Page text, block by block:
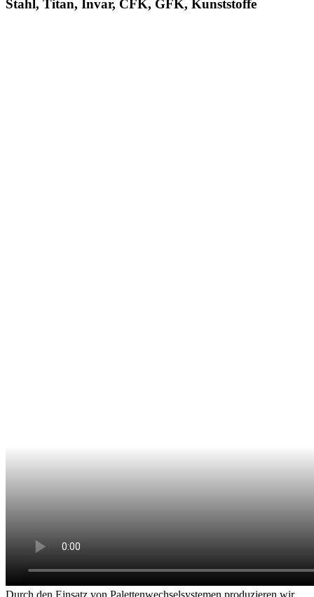
Stahl, Titan, Invar, CFK, GFK, Kunststoffe
Durch den Einsatz von Palettenwechselsystemen produzieren wir